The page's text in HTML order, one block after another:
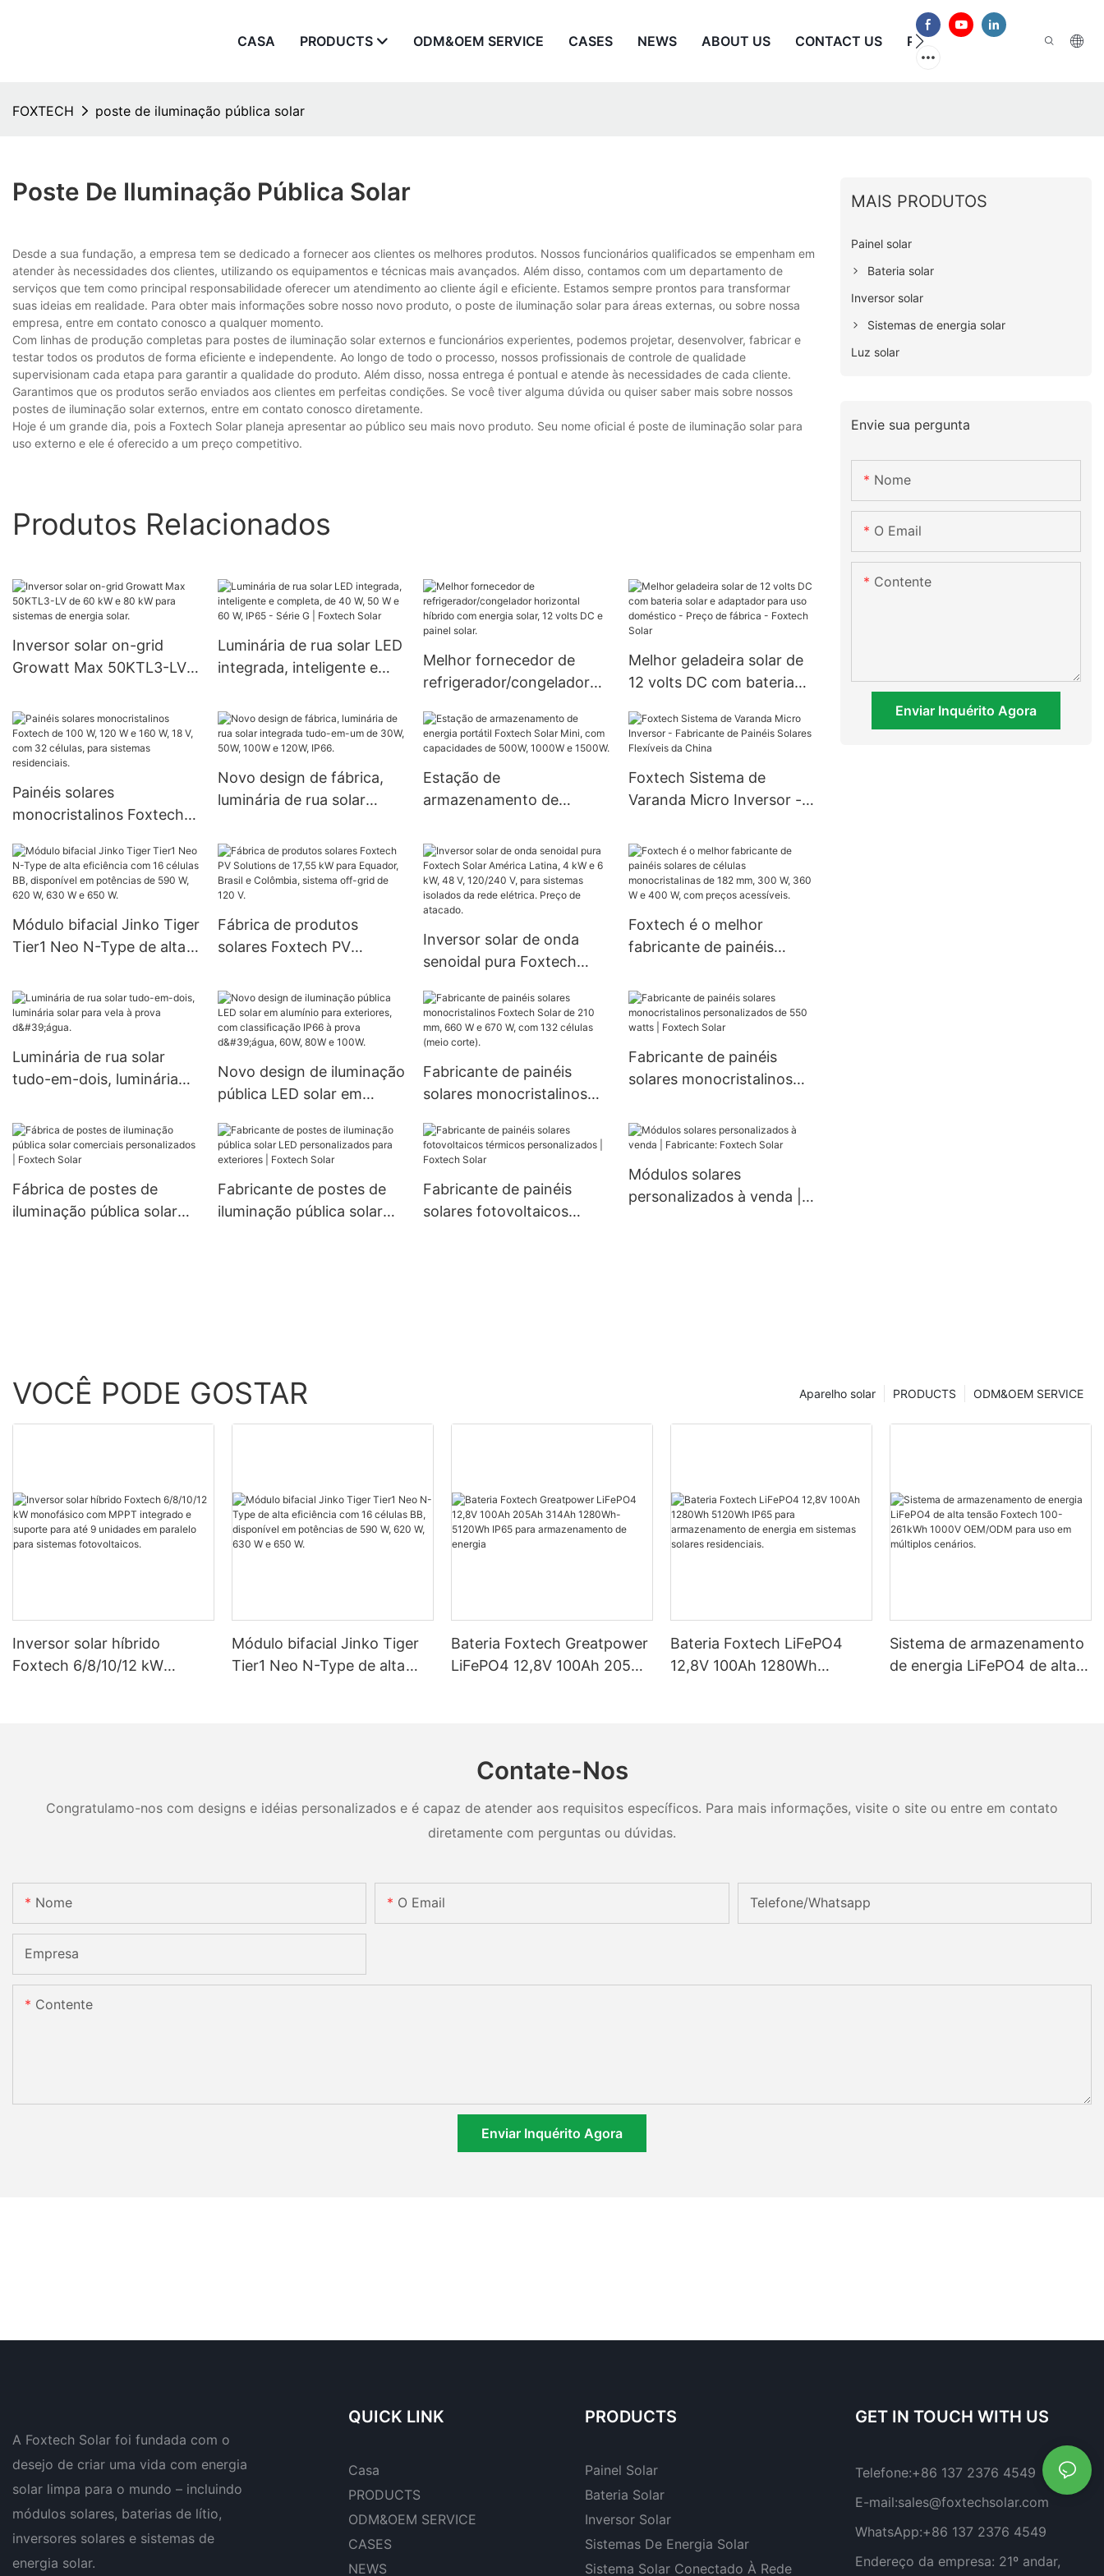
CASA PRODUCTS ODM&OEM SERVICE CASES NEWS ABOUT US CONTACT US PERGUNTAS FREQUENTES
FOXTECH poste de iluminação pública solar
Poste De Iluminação Pública Solar
Desde a sua fundação, a empresa tem se dedicado a fornecer aos clientes os melhores produtos. Nossos funcionários qualificados se empenham em
atender às necessidades dos clientes, utilizando os equipamentos e técnicas mais avançados. Além disso, contamos com um departamento de
serviços que tem como principal responsabilidade oferecer um atendimento ao cliente ágil e eficiente. Estamos sempre prontos para transformar
suas ideias em realidade. Para obter mais informações sobre nosso novo produto, o poste de iluminação solar para áreas externas, ou sobre nossa
empresa, entre em contato conosco a qualquer momento.
Com linhas de produção completas para postes de iluminação solar externos e funcionários experientes, podemos projetar, desenvolver, fabricar e
testar todos os produtos de forma eficiente e independente. Ao longo de todo o processo, nossos profissionais de controle de qualidade
supervisionam cada etapa para garantir a qualidade do produto. Além disso, nossa entrega é pontual e atende às necessidades de cada cliente.
Garantimos que os produtos serão enviados aos clientes em perfeitas condições. Se você tiver alguma dúvida ou quiser saber mais sobre nossos
postes de iluminação solar externos, entre em contato conosco diretamente.
Hoje é um grande dia, pois a Foxtech Solar planeja apresentar ao público seu mais novo produto. Seu nome oficial é poste de iluminação solar para
uso externo e ele é oferecido a um preço competitivo.
Produtos Relacionados
Inversor solar on-grid
Growatt Max 50KTL3-LV
sistemas de energia solar.
Luminária de rua solar LED
integrada, inteligente e
60 W, IP65 - Série G |
Foxtech Solar
Melhor fornecedor de
refrigerador/congelador
energia solar, 12 volts DC
e painel solar.
Melhor geladeira solar de
12 volts DC com bateria
doméstico - Preço de
fábrica - Foxtech Solar
Painéis solares
monocristalinos Foxtech
18 V, com 32 células, para
sistemas residenciais.
Novo design de fábrica,
luminária de rua solar
30W, 50W, 100W e 120W,
IP66.
Estação de
armazenamento de
Solar Mini, com
capacidades de 500W,
1000W e 1500W.
Foxtech Sistema de
Varanda Micro Inversor -
Solares Flexíveis da China
Módulo bifacial Jinko Tiger
Tier1 Neo N-Type de alta
BB, disponível em
potências de 590 W, 620
W, 630 W e 650 W.
Fábrica de produtos
solares Foxtech PV
Equador, Brasil e
Colômbia, sistema off-grid
de 120 V.
Inversor solar de onda
senoidal pura Foxtech
e 6 kW, 48 V, 120/240 V,
para sistemas isolados da
rede elétrica. Preço de
atacado.
Foxtech é o melhor
fabricante de painéis
monocristalinas de 182
mm, 300 W, 360 W e 400
W, com preços acessíveis.
Luminária de rua solar
tudo-em-dois, luminária
d'água.
Novo design de iluminação
pública LED solar em
com classificação IP66 à
prova d'água, 60W, 80W e
100W.
Fabricante de painéis
solares monocristalinos
660 W e 670 W, com 132
células (meio corte).
Fabricante de painéis
solares monocristalinos
watts | Foxtech Solar
Fábrica de postes de
iluminação pública solar
Fabricante de postes de
iluminação pública solar
Fabricante de painéis
solares fotovoltaicos
Módulos solares
personalizados à venda |
MAIS PRODUTOS
Painel solar
Bateria solar
Inversor solar
Sistemas de energia solar
Luz solar
Envie sua pergunta
Nome
O Email
Contente
Enviar Inquérito Agora
VOCÊ PODE GOSTAR ODM&OEM SERVICE
PRODUCTS
Aparelho solar
Inversor solar híbrido
Foxtech 6/8/10/12 kW
Módulo bifacial Jinko Tiger
Tier1 Neo N-Type de alta
Bateria Foxtech Greatpower
LiFePO4 12,8V 100Ah 205Ah
Bateria Foxtech LiFePO4
12,8V 100Ah 1280Wh
Sistema de armazenamento
de energia LiFePO4 de alta
Contate-Nos
Congratulamo-nos com designs e idéias personalizados e é capaz de atender aos requisitos específicos. Para mais informações, visite o site ou entre em contato
diretamente com perguntas ou dúvidas.
Nome O Email Telefone/whatsapp
Empresa
Contente
Enviar Inquérito Agora
A Foxtech Solar foi fundada com o
desejo de criar uma vida com energia
solar limpa para o mundo – incluindo
módulos solares, baterias de lítio,
inversores solares e sistemas de
energia solar.
QUICK LINK
Casa
PRODUCTS
ODM&OEM SERVICE
CASES
NEWS
PRODUCTS
Painel Solar
Bateria Solar
Inversor Solar
Sistemas De Energia Solar
Sistema Solar Conectado À Rede
GET IN TOUCH WITH US
Telefone:+86 137 2376 4549
E-mail:sales@foxtechsolar.com
WhatsApp:+86 137 2376 4549
Endereço da empresa: 21º andar,